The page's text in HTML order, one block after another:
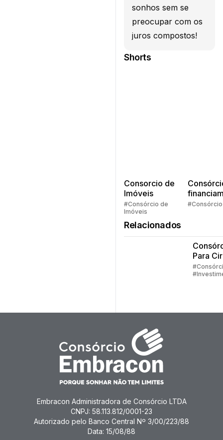
sonhos sem se
preocupar com os
juros compostos!
Shorts
Consorcio de
Imóveis
#Consórcio de
Imóveis
Quem
#Consórcio
Relacionados
Para
Plástica
Imóveis
Embracon Administradora de Consórcio LTDA
CNPJ: 58.113.812/0001-23
Autorizado pelo Banco Central Nº 3/00/223/88
Data: 15/08/88